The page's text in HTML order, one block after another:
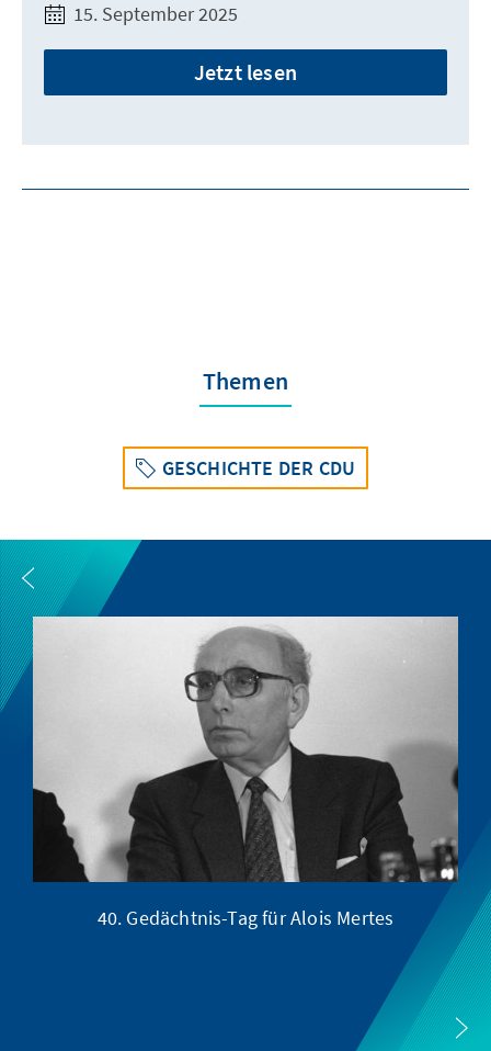
15. September 2025
Jetzt lesen
Themen
GESCHICHTE DER CDU
40. Gedächtnis-Tag für Alois Mertes